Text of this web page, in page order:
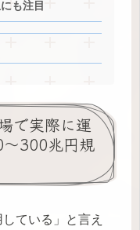
も注目
で実際に運
〜300兆円規
ている」と言え